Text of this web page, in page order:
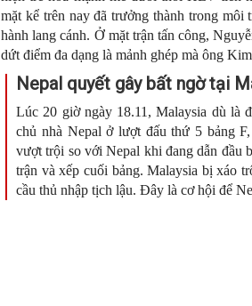
mặt kể trên nay đã trưởng thành trong
hành lang cánh. Ở mặt trận tấn công,
dứt điểm đa dạng là mảnh ghép mà ông
Nepal quyết gây bất ngờ tại M
Lúc 20 giờ ngày 18.11, Malaysia dù là
chủ nhà Nepal ở lượt đấu thứ 5 bảng
vượt trội so với Nepal khi đang dẫn đầu
trận và xếp cuối bảng. Malaysia bị xáo
cầu thủ nhập tịch lậu. Đây là cơ hội để